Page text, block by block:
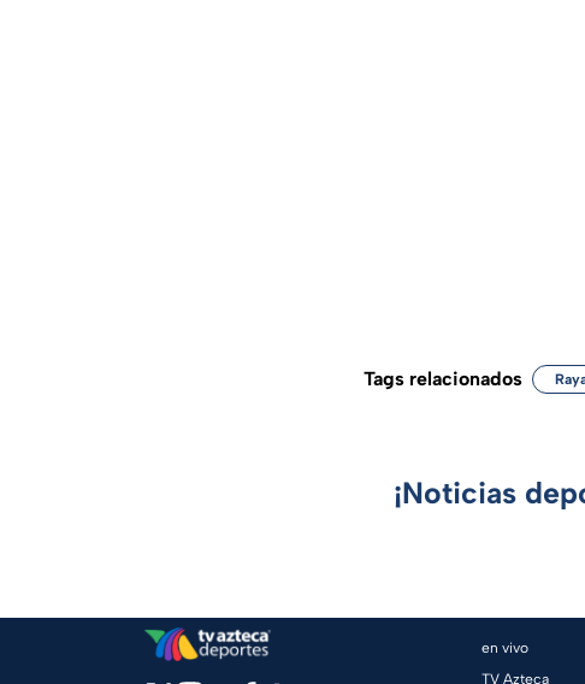
Tags relacionados
¡Noticias
en vivo
TV Azteca